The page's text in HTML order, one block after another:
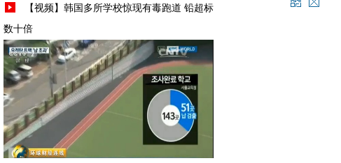
【视频】韩国多所学校惊现有毒跑道 铅超标
数十倍